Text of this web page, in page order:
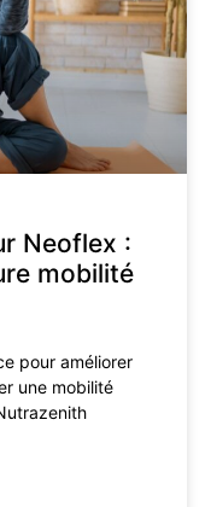
Neoflex :
mobilité
pour améliorer
une mobilité